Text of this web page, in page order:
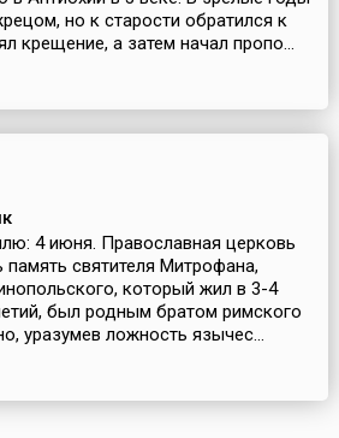
но к старости обратился к
крещение, а затем начал пропо...
4 июня. Православная церковь
память святителя Митрофана,
который жил в 3-4
был родным братом римского
уразумев ложность язычес...